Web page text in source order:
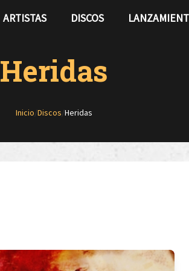
ARTISTAS DISCOS
Heridas
Inicio/Discos/Heridas